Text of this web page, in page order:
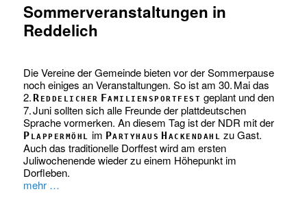
Sommerveranstaltungen in
Reddelich
Die Vereine der Gemeinde bieten vor der Sommerpause
noch einiges an Veranstaltungen. So ist am 30. Mai das
2. Reddelicher Familiensportfest geplant und den
7. Juni sollten sich alle Freunde der plattdeutschen
Sprache vormerken. An diesem Tag ist der NDR mit der
Plappermöhl im Partyhaus Hackendahl zu Gast.
Auch das traditionelle Dorffest wird am ersten
Juliwochenende wieder zu einem Höhepunkt im
Dorfleben.
mehr …